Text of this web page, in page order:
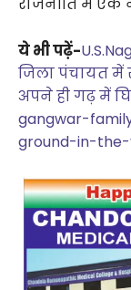
ये भी पढ़ें-
जिला पंचायत में
अपने ही गढ़ में
gangwar-
ground-in-